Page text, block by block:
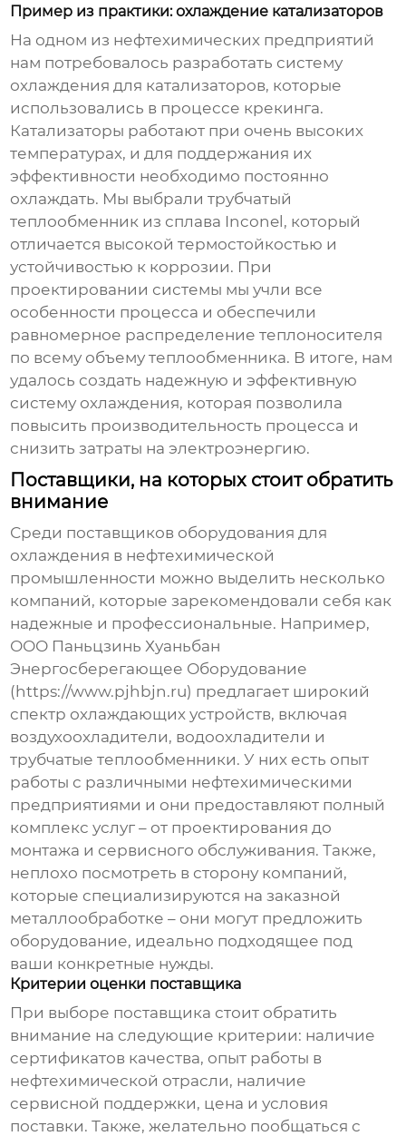
Пример из практики: охлаждение катализаторов
На одном из нефтехимических предприятий
нам потребовалось разработать систему
охлаждения для катализаторов, которые
использовались в процессе крекинга.
Катализаторы работают при очень высоких
температурах, и для поддержания их
эффективности необходимо постоянно
охлаждать. Мы выбралитрубчатый
теплообменник из сплава Inconel, который
отличается высокой термостойкостью и
устойчивостью к коррозии. При
проектировании системы мы учли все
особенности процесса и обеспечили
равномерное распределение теплоносителя
по всему объему теплообменника. В итоге, нам
удалось создать надежную и эффективную
систему охлаждения, которая позволила
повысить производительность процесса и
снизить затраты на электроэнергию.
Поставщики, на которых стоит обратить
внимание
Среди поставщиков оборудования для
охлаждения в нефтехимической
промышленности можно выделить несколько
компаний, которые зарекомендовали себя как
надежные и профессиональные. Например,
ООО Паньцзинь Хуаньбан
Энергосберегающее Оборудование
(https://www.pjhbjn.ru) предлагает широкий
спектр охлаждающих устройств, включая
воздухоохладители, водоохладители и
трубчатые теплообменники. У них есть опыт
работы с различными нефтехимическими
предприятиями и они предоставляют полный
комплекс услуг – от проектирования до
монтажа и сервисного обслуживания. Также,
неплохо посмотреть в сторону компаний,
которые специализируются на заказной
металлообработке – они могут предложить
оборудование, идеально подходящее под
ваши конкретные нужды.
Критерии оценки поставщика
При выборе поставщика стоит обратить
внимание на следующие критерии: наличие
сертификатов качества, опыт работы в
нефтехимической отрасли, наличие
сервисной поддержки, цена и условия
поставки. Также, желательно пообщаться с